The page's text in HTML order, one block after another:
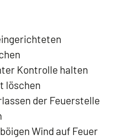
Kontrolle halten
löschen
der Feuerstelle
Wind auf Feuer